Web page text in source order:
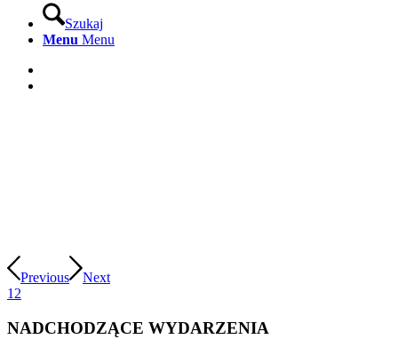
Szukaj
Menu Menu
Previous
Next
12
NADCHODZĄCE WYDARZENIA